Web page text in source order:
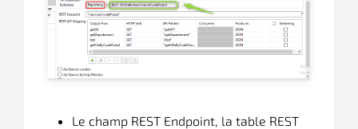
Le champ REST Endpoint, la table REST